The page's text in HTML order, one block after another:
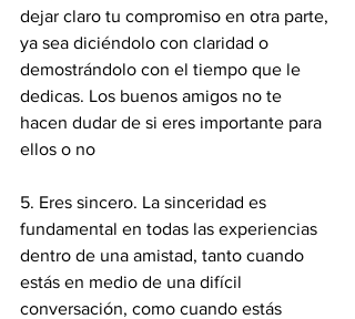
dejar claro tu compromiso en otra parte,
ya sea diciéndolo con claridad o
demostrándolo con el tiempo que le
dedicas. Los buenos amigos no te
hacen dudar de si eres importante para
ellos o no
5. Eres sincero. La sinceridad es
fundamental en todas las experiencias
dentro de una amistad, tanto cuando
estás en medio de una difícil
conversación, como cuando estás